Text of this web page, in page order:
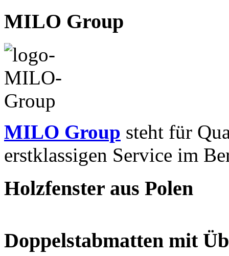
MILO Group
MILO Group steht für
erstklassigen Service im
Holzfenster aus Polen
Doppelstabmatten mit